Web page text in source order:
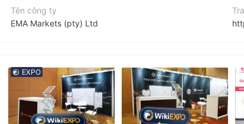
Tên công ty
EMA Markets (pty) Ltd
Nhân viên doanh nghiệp
--
EXPO